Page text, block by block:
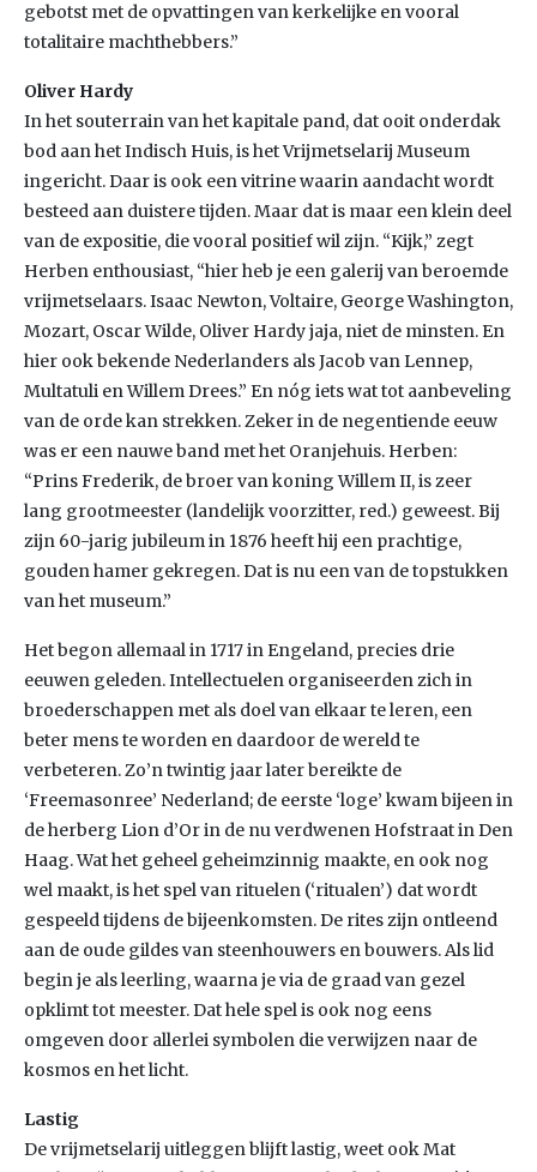
gebotst met de opvattingen van kerkelijke en vooral
totalitaire machthebbers.”
Oliver Hardy
In het souterrain van het kapitale pand, dat ooit onderdak
bod aan het Indisch Huis, is het Vrijmetselarij Museum
ingericht. Daar is ook een vitrine waarin aandacht wordt
besteed aan duistere tijden. Maar dat is maar een klein deel
van de expositie, die vooral positief wil zijn. “Kijk,” zegt
Herben enthousiast, “hier heb je een galerij van beroemde
vrijmetselaars. Isaac Newton, Voltaire, George Washington,
Mozart, Oscar Wilde, Oliver Hardy jaja, niet de minsten. En
hier ook bekende Nederlanders als Jacob van Lennep,
Multatuli en Willem Drees.” En nóg iets wat tot aanbeveling
van de orde kan strekken. Zeker in de negentiende eeuw
was er een nauwe band met het Oranjehuis. Herben:
“Prins Frederik, de broer van koning Willem II, is zeer
lang grootmeester (landelijk voorzitter, red.) geweest. Bij
zijn 60-jarig jubileum in 1876 heeft hij een prachtige,
gouden hamer gekregen. Dat is nu een van de topstukken
van het museum.”
Het begon allemaal in 1717 in Engeland, precies drie
eeuwen geleden. Intellectuelen organiseerden zich in
broederschappen met als doel van elkaar te leren, een
beter mens te worden en daardoor de wereld te
verbeteren. Zo’n twintig jaar later bereikte de
‘Freemasonree’ Nederland; de eerste ‘loge’ kwam bijeen in
de herberg Lion d’Or in de nu verdwenen Hofstraat in Den
Haag. Wat het geheel geheimzinnig maakte, en ook nog
wel maakt, is het spel van rituelen (‘ritualen’) dat wordt
gespeeld tijdens de bijeenkomsten. De rites zijn ontleend
aan de oude gildes van steenhouwers en bouwers. Als lid
begin je als leerling, waarna je via de graad van gezel
opklimt tot meester. Dat hele spel is ook nog eens
omgeven door allerlei symbolen die verwijzen naar de
kosmos en het licht.
Lastig
De vrijmetselarij uitleggen blijft lastig, weet ook Mat